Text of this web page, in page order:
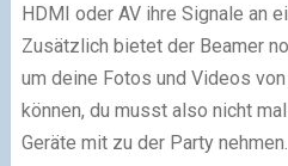
HDMI oder AV ihre Signale an
Zusätzlich bietet der Beamer
um deine Fotos und Videos
können, du musst also nicht
Geräte mit zu der Party nehmen.